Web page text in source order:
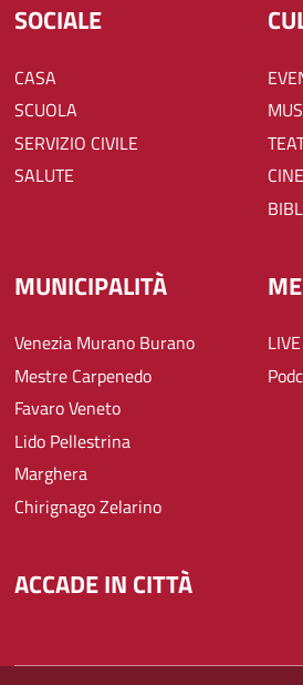
SOCIALE
CASA
SCUOLA
SERVIZIO CIVILE
SALUTE
MUNICIPALITÀ
Venezia Murano Burano
Mestre Carpenedo
Favaro Veneto
Lido Pellestrina
Marghera
Chirignago Zelarino
ACCADE IN CITTÀ